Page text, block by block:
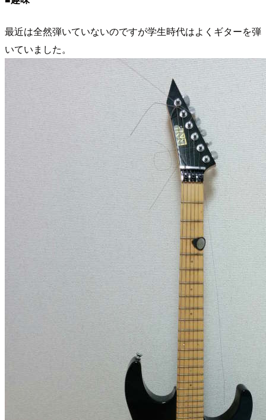
最近は全然弾いていないのですが学生時代はよくギターを弾
いていました。